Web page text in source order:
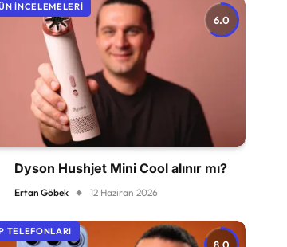
6.0
İNCELEMELERI
Dyson Hushjet Mini Cool alınır mı?
Ertan Göbek 12 Haziran 2026
TELEFONLARI